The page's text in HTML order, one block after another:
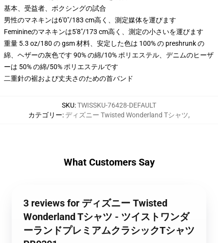
基本、受益者、ボクシングの試合
男性のマネキンは6'0"/183 cm高く、測定媒体を運びます
Feminineのマネキンは5'8"/173 cm高く、測定の小さいを運びます
重量 5.3 oz/180 の gsm 材料、安定した色は 100% の preshrunk の
綿、ヘザーの灰色です 90% の綿/10% ポリエステル、デニムのヒーザ
ーは 50% の綿/50% ポリエステルです
二重針の裾および丈夫さのための首バンド
SKU:TWISSKU-76428-DEFAULT
カテゴリー:ディズニー Twisted Wonderland Tシャツ,
What Customers Say
3 reviews for ディズニー Twisted
Wonderland Tシャツ - ツイストワンダ
ーランドプレミアムクラシックTシャツ